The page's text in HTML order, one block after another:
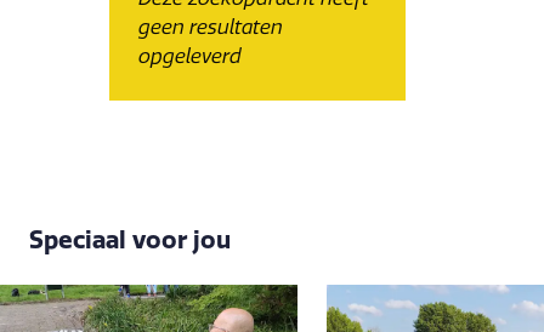
geen resultaten
opgeleverd
Speciaal voor jou